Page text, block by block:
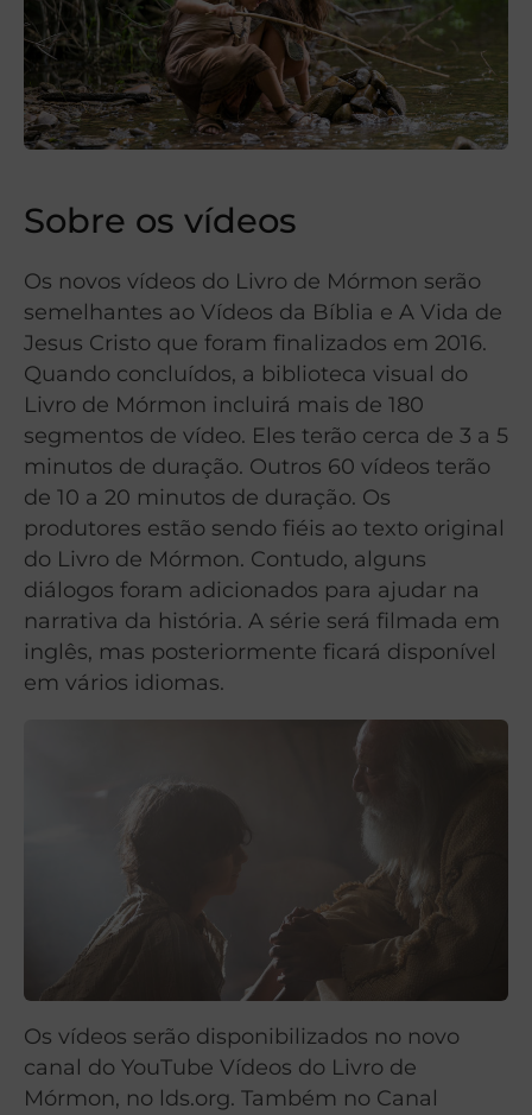
Sobre os vídeos
Os novos vídeos do Livro de Mórmon serão
semelhantes ao Vídeos da Bíblia e A Vida de
Jesus Cristo que foram finalizados em 2016.
Quando concluídos, a biblioteca visual do
Livro de Mórmon incluirá mais de 180
segmentos de vídeo. Eles terão cerca de 3 a 5
minutos de duração. Outros 60 vídeos terão
de 10 a 20 minutos de duração. Os
produtores estão sendo fiéis ao texto original
do Livro de Mórmon. Contudo, alguns
diálogos foram adicionados para ajudar na
narrativa da história. A série será filmada em
inglês, mas posteriormente ficará disponível
em vários idiomas.
Os vídeos serão disponibilizados no novo
canal do YouTube Vídeos do Livro de
Mórmon, no lds.org. Também no Canal